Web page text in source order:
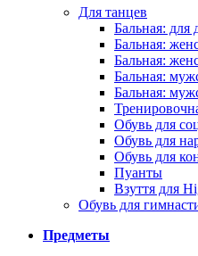
Для танцев
Бальная: для
Бальная:
Бальная:
Бальная:
Бальная:
Обувь для
Обувь для
Обувь для
Пуанты
Взуття для
Обувь для
Предметы